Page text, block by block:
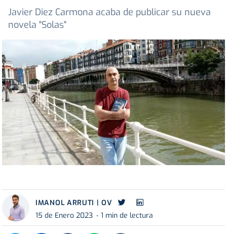
Javier Diez Carmona acaba de publicar su nueva
novela "Solas"
IMANOL ARRUTI | OV
15 de Enero 2023
1 min de lectura